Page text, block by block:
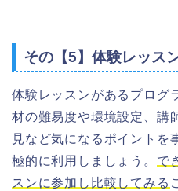
その【5】体験レッス
体験レッスンがあるプログ
材の難易度や環境設定、講
見など気になるポイントを
極的に利用しましょう。 で
スンに参加し比較してみる